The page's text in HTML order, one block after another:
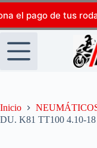
el pago de tus
Inicio
DU. K81 TT100 4.10-